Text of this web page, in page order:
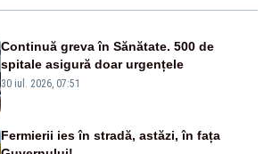
Continuă greva în Sănătate. 500 de
spitale asigură doar urgențele
30 iul. 2026, 07:51
Fermierii ies în stradă, astăzi, în fața